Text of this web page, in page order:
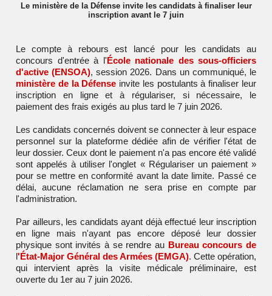
Le ministère de la Défense invite les candidats à finaliser leur
inscription avant le 7 juin
Le compte à rebours est lancé pour les candidats au
concours d'entrée à l'École nationale des sous-officiers
d'active (ENSOA), session 2026. Dans un communiqué, le
ministère de la Défense invite les postulants à finaliser leur
inscription en ligne et à régulariser, si nécessaire, le
paiement des frais exigés au plus tard le 7 juin 2026.
Les candidats concernés doivent se connecter à leur espace
personnel sur la plateforme dédiée afin de vérifier l'état de
leur dossier. Ceux dont le paiement n'a pas encore été validé
sont appelés à utiliser l'onglet « Régulariser un paiement »
pour se mettre en conformité avant la date limite. Passé ce
délai, aucune réclamation ne sera prise en compte par
l'administration.
Par ailleurs, les candidats ayant déjà effectué leur inscription
en ligne mais n'ayant pas encore déposé leur dossier
physique sont invités à se rendre au Bureau concours de
l'État-Major Général des Armées (EMGA). Cette opération,
qui intervient après la visite médicale préliminaire, est
ouverte du 1er au 7 juin 2026.